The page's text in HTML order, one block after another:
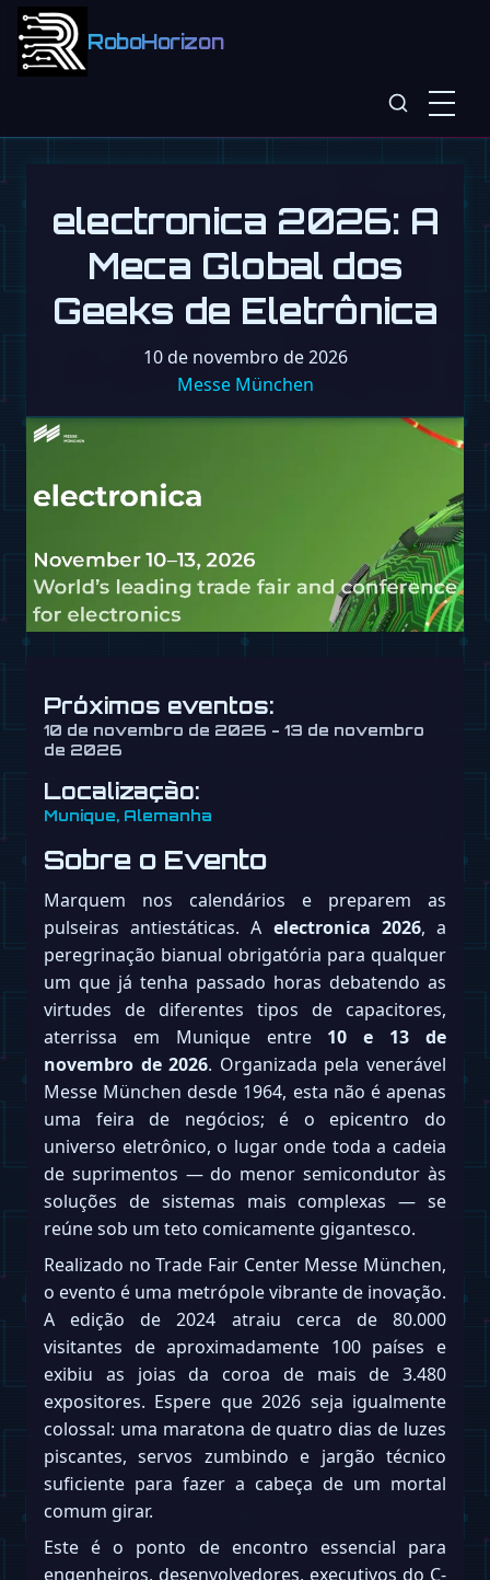
RoboHorizon
electronica 2026: A
Meca Global dos
Geeks de Eletrônica
10 de novembro de 2026
Messe München
Próximos eventos:
10 de novembro de 2026 - 13 de novembro
de 2026
Localização:
Munique, Alemanha
Sobre o Evento
Marquem nos calendários e preparem as
pulseiras antiestáticas. A electronica 2026, a
peregrinação bianual obrigatória para qualquer
um que já tenha passado horas debatendo as
virtudes de diferentes tipos de capacitores,
aterrissa em Munique entre 10 e 13 de
novembro de 2026. Organizada pela venerável
Messe München desde 1964, esta não é apenas
uma feira de negócios; é o epicentro do
universo eletrônico, o lugar onde toda a cadeia
de suprimentos — do menor semicondutor às
soluções de sistemas mais complexas — se
reúne sob um teto comicamente gigantesco.
Realizado no Trade Fair Center Messe München,
o evento é uma metrópole vibrante de inovação.
A edição de 2024 atraiu cerca de 80.000
visitantes de aproximadamente 100 países e
exibiu as joias da coroa de mais de 3.480
expositores. Espere que 2026 seja igualmente
colossal: uma maratona de quatro dias de luzes
piscantes, servos zumbindo e jargão técnico
suficiente para fazer a cabeça de um mortal
comum girar.
Este é o ponto de encontro essencial para
engenheiros, desenvolvedores, executivos do C-